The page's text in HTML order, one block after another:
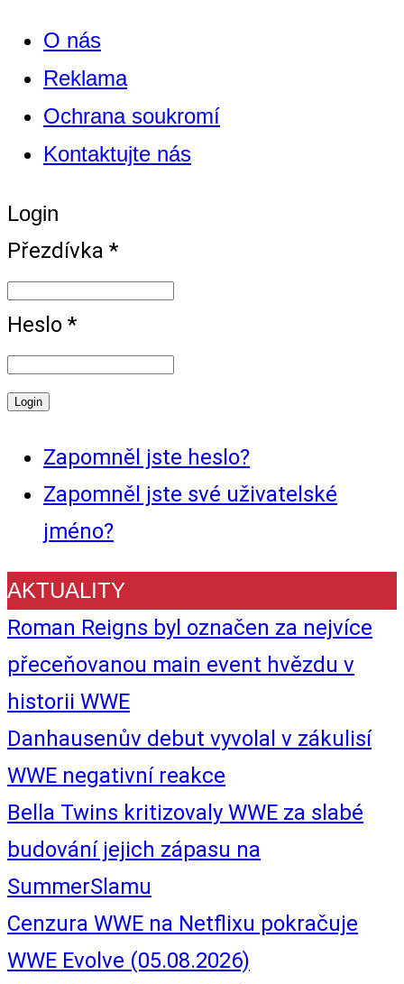
O nás
Reklama
Ochrana soukromí
Kontaktujte nás
Login
Přezdívka *
Heslo *
Zapomněl jste heslo?
Zapomněl jste své uživatelské
jméno?
AKTUALITY
Roman Reigns byl označen za nejvíce
přeceňovanou main event hvězdu v
historii WWE
Danhausenův debut vyvolal v zákulisí
WWE negativní reakce
Bella Twins kritizovaly WWE za slabé
budování jejich zápasu na
SummerSlamu
Cenzura WWE na Netflixu pokračuje
WWE Evolve (05.08.2026)